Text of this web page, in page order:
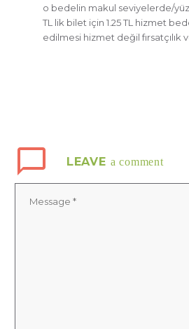
o bedelin makul seviyelerde/
TL lik bilet için 1.25 TL hizmet
edilmesi hizmet değil fırsatçılık
LEAVE a comment